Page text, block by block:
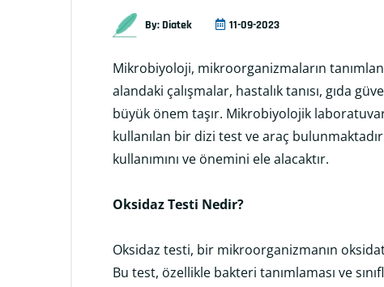
By: Diatek 11-09-2023
Mikrobiyoloji, mikroorganizmaların
alandaki çalışmalar, hastalık tanısı, gıda
büyük önem taşır. Mikrobiyolojik
kullanılan bir dizi test ve araç
kullanımını ve önemini ele alacaktır.
Oksidaz Testi Nedir?
Oksidaz testi, bir mikroorganizmanın
Bu test, özellikle bakteri tanımlaması ve